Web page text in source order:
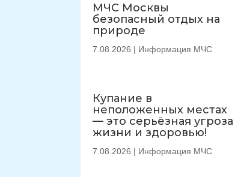
МЧС Москвы
безопасный отдых на
природе
7.08.2026 | Информация МЧС
Купание в
неположенных местах
— это серьёзная угроза
жизни и здоровью!
7.08.2026 | Информация МЧС